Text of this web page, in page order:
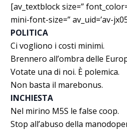
[av_textblock size=”
mini-font-size=” av_uid=’av-
POLITICA
Ci vogliono i costi minimi.
Brennero all’ombra delle
Votate una di noi. È polemica.
Non basta il marebonus.
INCHIESTA
Nel mirino M5S le false coop.
Stop all’abuso della